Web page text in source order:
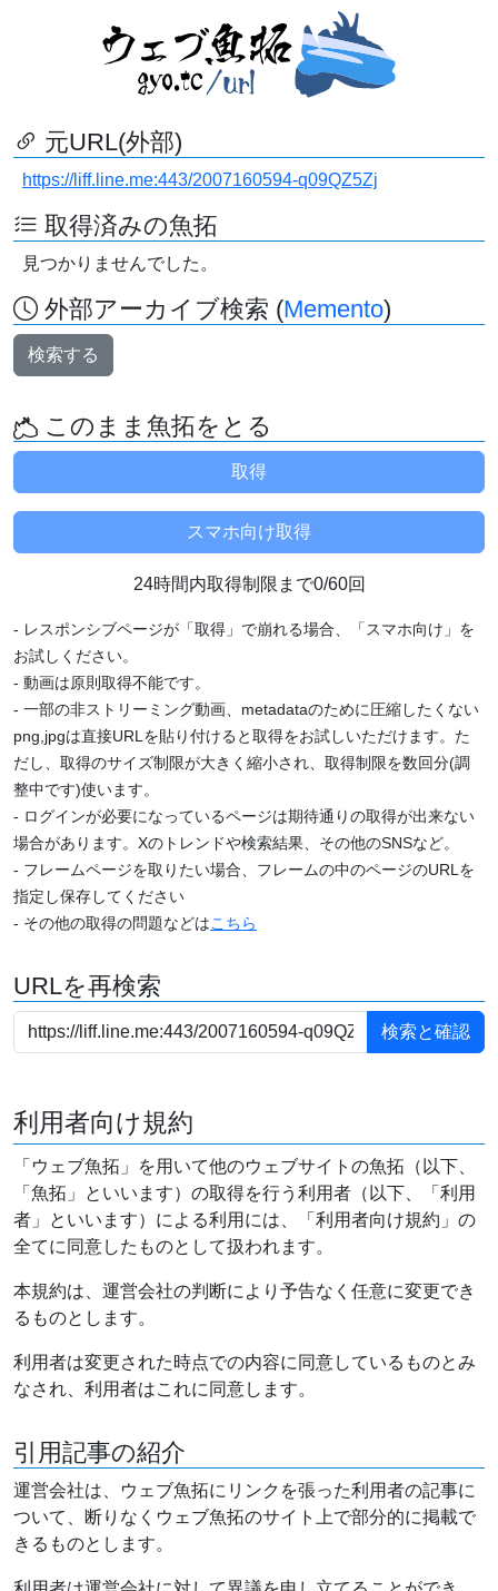
元URL(外部)
https://liff.line.me:443/2007160594-q09QZ5Zj
取得済みの魚拓
見つかりませんでした。
外部アーカイブ検索 (Memento)
検索する
このまま魚拓をとる
24時間内取得制限まで0/60回
- レスポンシブページが「取得」で崩れる場合、「スマホ向け」を
お試しください。
- 動画は原則取得不能です。
- 一部の非ストリーミング動画、metadataのために圧縮したくない
png,jpgは直接URLを貼り付けると取得をお試しいただけます。た
だし、取得のサイズ制限が大きく縮小され、取得制限を数回分(調
整中です)使います。
- ログインが必要になっているページは期待通りの取得が出来ない
場合があります。Xのトレンドや検索結果、その他のSNSなど。
- フレームページを取りたい場合、フレームの中のページのURLを
指定し保存してください
- その他の取得の問題などはこちら
URLを再検索
利用者向け規約
「ウェブ魚拓」を用いて他のウェブサイトの魚拓（以下、
「魚拓」といいます）の取得を行う利用者（以下、「利用
者」といいます）による利用には、「利用者向け規約」の
全てに同意したものとして扱われます。
本規約は、運営会社の判断により予告なく任意に変更でき
るものとします。
利用者は変更された時点での内容に同意しているものとみ
なされ、利用者はこれに同意します。
引用記事の紹介
運営会社は、ウェブ魚拓にリンクを張った利用者の記事に
ついて、断りなくウェブ魚拓のサイト上で部分的に掲載で
きるものとします。